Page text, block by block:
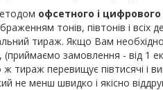
офсетного і
тонів, півтонів і всіх
тираж. Якщо Вам
(приймаємо замовлення - від 1
перевищує півтисячі і
менш швидко і якісно